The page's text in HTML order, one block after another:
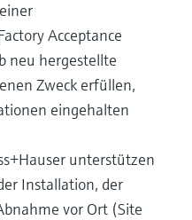
Acceptance
neu hergestellte
Zweck erfüllen,
eingehalten
unterstützen
Installation, der
vor Ort (Site